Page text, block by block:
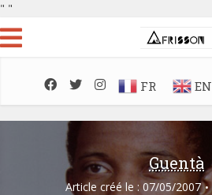
" "
FR EN
Guentà
Article créé le : 07/05/2007